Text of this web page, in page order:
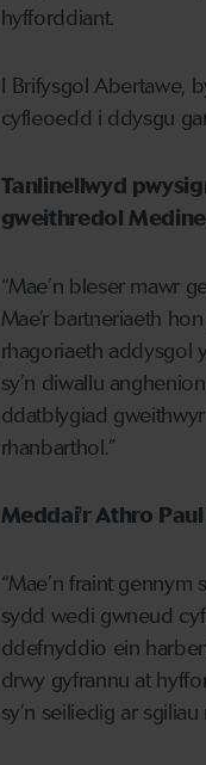
hyfforddiant.
I Brifysgol Abertawe,
cyfleoedd i ddysgu
Tanlinellwyd
gweithredol
“Mae’n bleser mawr
Mae’r bartneriaeth
rhagoriaeth addysgol
sy’n diwallu
ddatblygiad
rhanbarthol.”
Meddai'r Athro
“Mae’n fraint
sydd wedi gwneud
ddefnyddio ein
drwy gyfrannu at
sy’n seiliedig ar